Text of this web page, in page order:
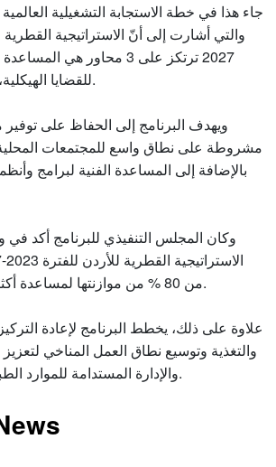
2027 ترتكز على 3 محاور هي
للقضايا الهيكلية، والخدمات التمكينية.
ويهدف البرنامج إلى الحفاظ على توفير
مشروطة على نطاق واسع للمجتمعات المحلية
بالإضافة إلى المساعدة الفنية لبرامج
وكان المجلس التنفيذي للبرنامج أكد
من 80 % من موازنتها لمساعدة أكثر من 465 ألف لاجئ.
علاوة على ذلك، يخطط البرنامج لإعادة
والتغذية وتوسيع نطاق العمل المناخي
والإدارة المستدامة للموارد الطبيعية والنظم الغذائية.